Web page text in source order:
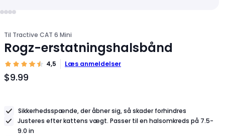
Til Tractive CAT 6 Mini
Rogz-erstatningshalsbånd
4,5 Læs anmeldelser
$9.99
Produktpris
Sikkerhedsspænde, der åbner sig, så skader forhindres
Justeres efter kattens vægt. Passer til en halsomkreds på 7.5-
9.0 in